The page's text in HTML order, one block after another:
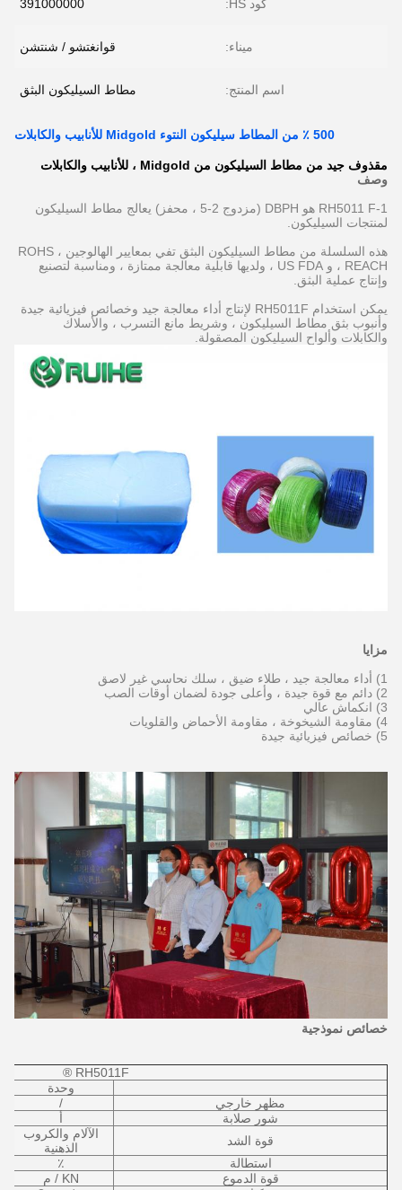
كود HS: 391000000
ميناء: قوانغتشو / شنتشن
اسم المنتج: مطاط السيليكون البثق
500 ٪ من المطاط سيليكون النتوء Midgold للأنابيب والكابلات
مقذوف جيد من مطاط السيليكون من Midgold ، للأنابيب والكابلات
وصف
RH5011 F-1 هو DBPH (مزدوج 2-5 ، محفز) يعالج مطاط السيليكون
لمنتجات السيليكون.
هذه السلسلة من مطاط السيليكون البثق تفي بمعايير الهالوجين ، ROHS
، REACH و US FDA ، ولديها قابلية معالجة ممتازة ، ومناسبة لتصنيع
وإنتاج عملية البثق.
يمكن استخدام RH5011F لإنتاج أداء معالجة جيد وخصائص فيزيائية جيدة
وأنبوب بثق مطاط السيليكون ، وشريط مانع التسرب ، والأسلاك
والكابلات وألواح السيليكون المصقولة.
مزايا
1) أداء معالجة جيد ، طلاء ضيق ، سلك نحاسي غير لاصق
2) دائم مع قوة جيدة ، وأعلى جودة لضمان أوقات الصب
3)
انكماش عالي
4)
مقاومة الشيخوخة ، مقاومة الأحماض والقلويات
5) خصائص فيزيائية جيدة
خصائص نموذجية
RH5011F ®
وحدة
مظهر خارجي
/
شور صلابة
أ
قوة الشد
الآلام والكروب
الذهنية
استطالة
٪
قوة الدموع
KN / م